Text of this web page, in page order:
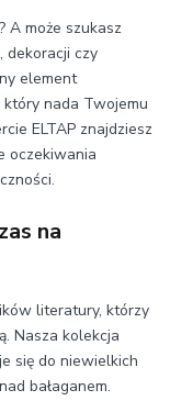
A może szukasz
dekoracji czy
element
nada Twojemu
ELTAP znajdziesz
oczekiwania
na
literatury, którzy
Nasza kolekcja
się do niewielkich
bałaganem.